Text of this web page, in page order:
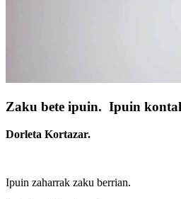
Zaku bete ipuin. Ipuin
Dorleta Kortazar.
Ipuin zaharrak zaku berrian.